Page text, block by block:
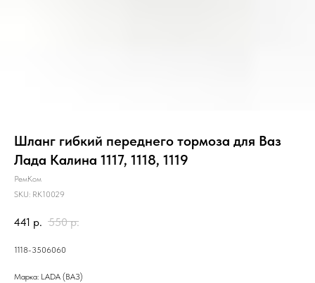
Шланг гибкий переднего тормоза для Ваз
Лада Калина 1117, 1118, 1119
РемКом
SKU: RK10029
441 р. 550 р.
1118-3506060
Марка: LADA (ВАЗ)